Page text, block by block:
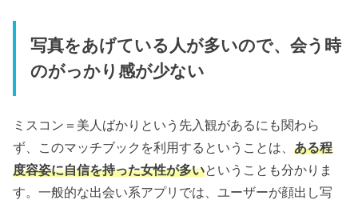
写真をあげている人が多いので、会う時
のがっかり感が少ない
ミスコン＝美人ばかりという先入観があるにも関わら
ず、このマッチブックを利用するということは、ある程
度容姿に自信を持った女性が多いということも分かりま
す。一般的な出会い系アプリでは、ユーザーが顔出し写